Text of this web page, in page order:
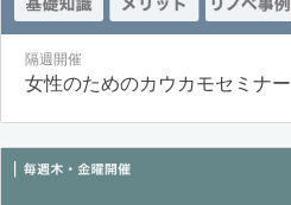
隔週開催
女性のためのカウカモセミナー